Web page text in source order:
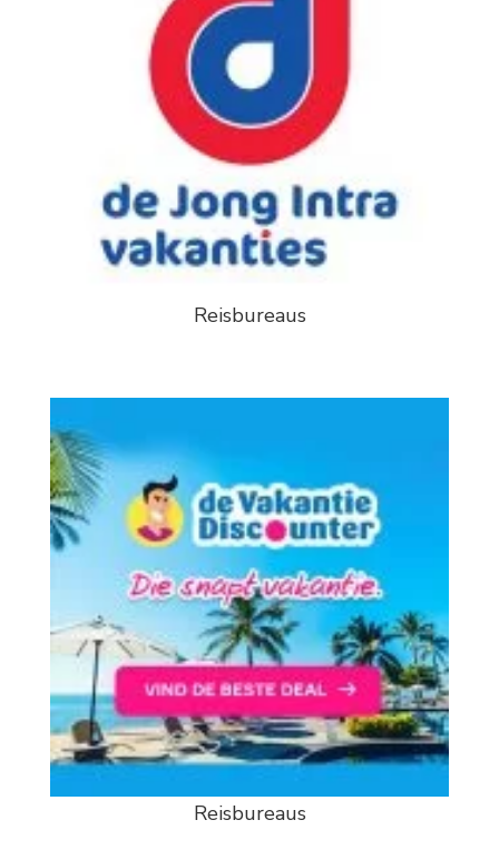
Reisbureaus
Reisbureaus